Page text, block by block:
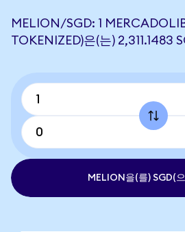
MELION/SGD: 1
TOKENIZED)은(는) 2,311.1483
MELION을(를) SGD(